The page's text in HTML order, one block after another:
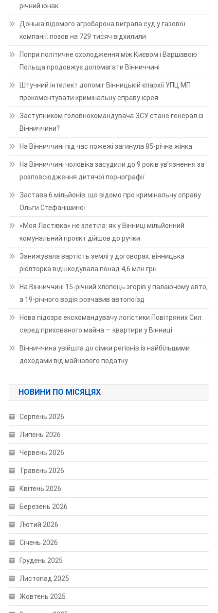
річний юнак
Донька відомого агробарона виграла суд у газової
компанії: позов на 729 тисяч відхилили
Попри політичне охолодження між Києвом і Варшавою
Польща продовжує допомагати Вінниччині
Штучний інтелект допоміг Вінницькій єпархії УПЦ МП
прокоментувати кримінальну справу ієрея
Заступником головнокомандувача ЗСУ стане генерал із
Вінниччини?
На Вінниччині під час пожежі загинула 85-річна жінка
На Вінниччині чоловіка засудили до 9 років ув’язнення за
розповсюдження дитячої порнографії
Застава 6 мільйонів: що відомо про кримінальну справу
Ольги Стефанішиної
«Моя Ластівка» не злетіла: як у Вінниці мільйонний
комунальний проєкт дійшов до ручки
Занижувала вартість землі у договорах: вінницька
рієлторка відшкодувала понад 4,6 млн грн
На Вінниччині 15-річний хлопець згорів у палаючому авто,
а 19-річного водія розчавив автопоїзд
Нова підозра екскомандувачу логістики Повітряних Сил:
серед прихованого майна — квартири у Вінниці
Вінниччина увійшла до сімки регіонів із найбільшими
доходами від майнового податку
НОВИНИ ПО МІСЯЦЯХ
Серпень 2026
Липень 2026
Червень 2026
Травень 2026
Квітень 2026
Березень 2026
Лютий 2026
Січень 2026
Грудень 2025
Листопад 2025
Жовтень 2025